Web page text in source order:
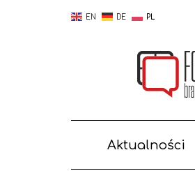
EN DE PL
Aktualności